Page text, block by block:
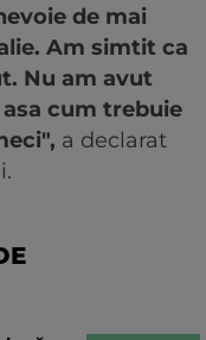
de mai
Am simtit ca
Nu am avut
cum trebuie
a declarat